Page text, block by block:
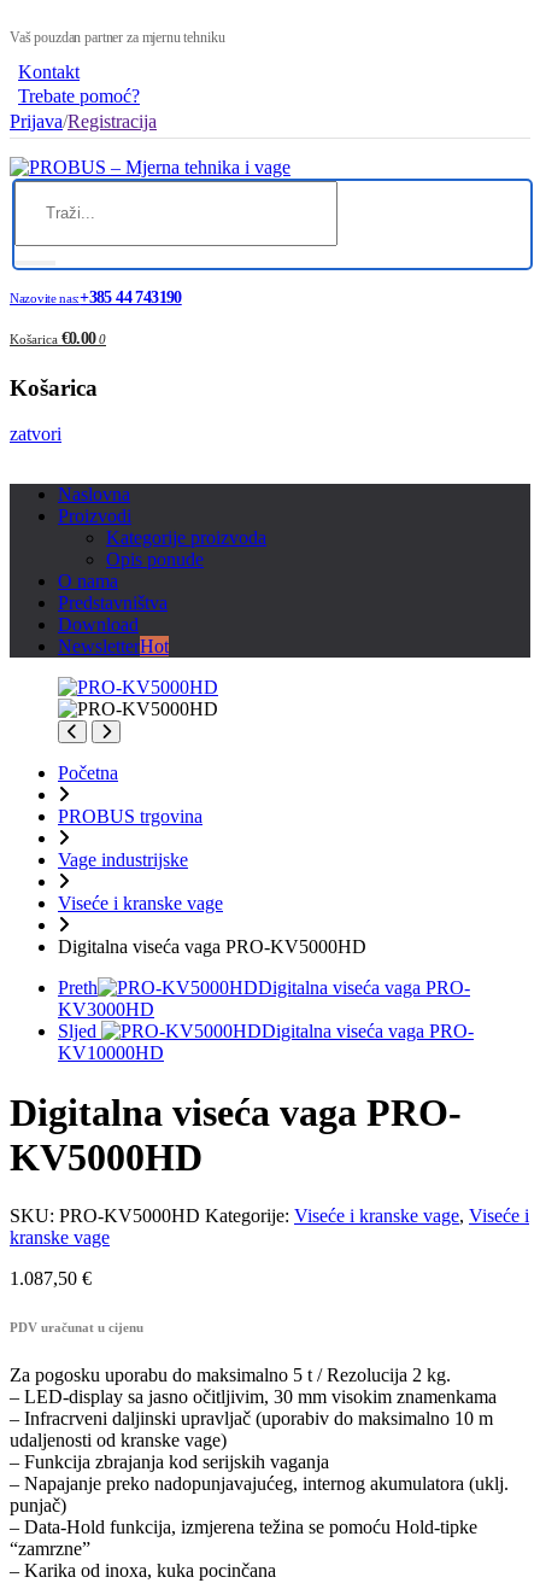
Vaš pouzdan partner za mjernu tehniku
Kontakt
Trebate pomoć?
Prijava/Registracija
Nazovite nas:+385 44 743190
Košarica €0.00 0
Košarica
zatvori
Naslovna
Proizvodi
Kategorije proizvoda
Opis ponude
O nama
Predstavništva
Download
NewsletterHot
Početna
PROBUS trgovina
Vage industrijske
Viseće i kranske vage
Digitalna viseća vaga PRO-KV5000HD
Preth
Digitalna viseća vaga PRO-
KV3000HD
Sljed
Digitalna viseća vaga PRO-
KV10000HD
Digitalna viseća vaga PRO-
KV5000HD
SKU: PRO-KV5000HD Kategorije: Viseće i kranske vage, Viseće i
kranske vage
1.087,50 €
PDV uračunat u cijenu
Za pogosku uporabu do maksimalno 5 t / Rezolucija 2 kg.
– LED-display sa jasno očitljivim, 30 mm visokim znamenkama
– Infracrveni daljinski upravljač (uporabiv do maksimalno 10 m
udaljenosti od kranske vage)
– Funkcija zbrajanja kod serijskih vaganja
– Napajanje preko nadopunjavajućeg, internog akumulatora (uklj.
punjač)
– Data-Hold funkcija, izmjerena težina se pomoću Hold-tipke
“zamrzne”
– Karika od inoxa, kuka pocinčana